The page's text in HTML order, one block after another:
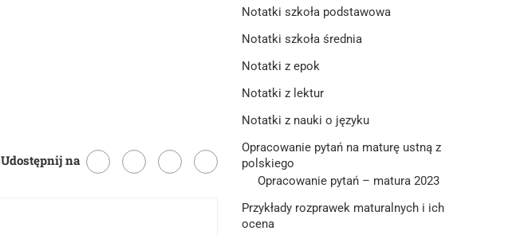
Udostępnij na
Notatki szkoła podstawowa
Notatki szkoła średnia
Notatki z epok
Notatki z lektur
Notatki z nauki o języku
Opracowanie pytań na maturę ustną z
polskiego
Opracowanie pytań – matura 2023
Przykłady rozprawek maturalnych i ich
ocena